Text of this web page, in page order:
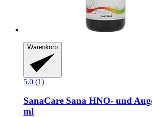
Warenkorb
5.0 (1)
SanaCare Sana HNO-​ und
ml